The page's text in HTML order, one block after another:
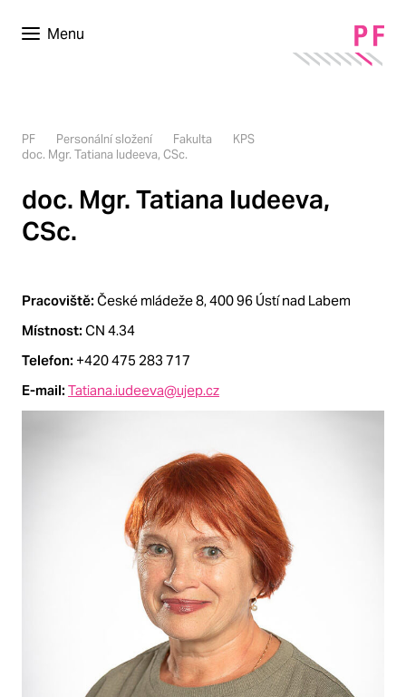
Menu
PF Personální složení Fakulta
KPS
doc. Mgr. Tatiana Iudeeva, CSc.
doc. Mgr. Tatiana Iudeeva,
CSc.
Pracoviště: České mládeže 8, 400 96 Ústí nad Labem
Místnost: CN 4.34
Telefon: +420 475 283 717
E-mail: Tatiana.iudeeva@ujep.cz